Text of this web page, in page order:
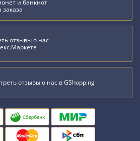
и банкнот
отзывы о нас
отзывы о нас в GShopping